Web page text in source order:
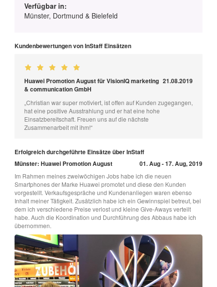
Verfügbar in:
Münster, Dortmund & Bielefeld
Kundenbewertungen von InStaff Einsätzen
Huawei Promotion August für VisionIQ marketing
& communication GmbH
21.08.2019
„Christian war super motiviert, ist offen auf Kunden zugegangen,
hat eine positive Ausstrahlung und er hat eine hohe
Einsatzbereitschaft. Freuen uns auf die nächste
Zusammenarbeit mit ihm!“
Erfolgreich durchgeführte Einsätze über InStaff
Münster: Huawei Promotion August
01. Aug - 17. Aug, 2019
Im Rahmen meines zweiwöchigen Jobs habe ich die neuen
Smartphones der Marke Huawei promotet und diese den Kunden
vorgestellt. Verkaufsgespräche und Kundenanliegen waren ebenso
Inhalt meiner Tätigkeit. Zusätzlich habe ich ein Gewinnspiel betreut, bei
dem ich verschiedene Preise verlost und kleine Give-Aways verteilt
habe. Auch die Koordination und Durchführung des Abbaus habe ich
übernommen.